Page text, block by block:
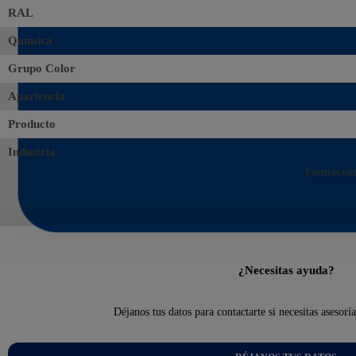
RAL
Química
Grupo Color
Apariencia
Producto
Industria
¿Necesitas ayuda?
Déjanos tus datos para contactarte si necesitas